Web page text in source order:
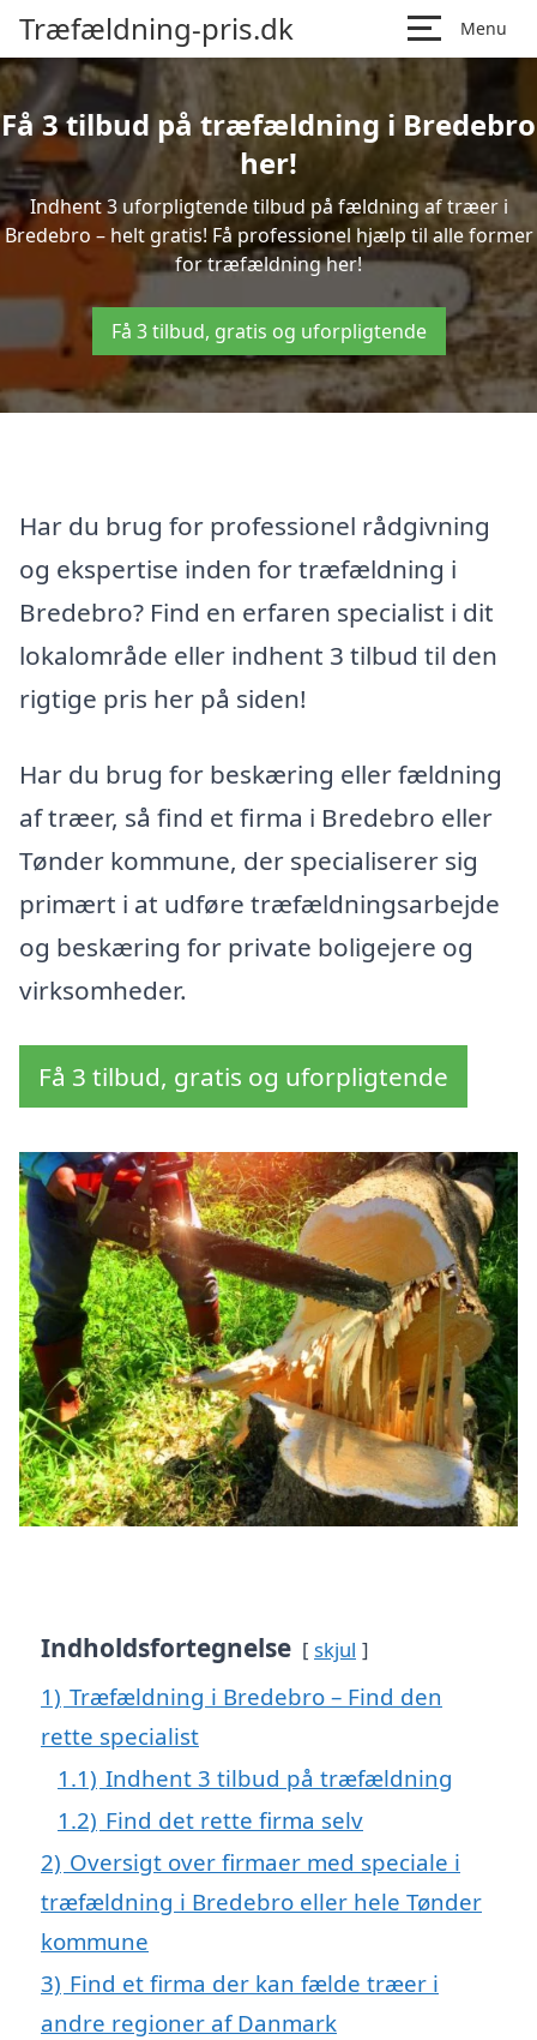
Træfældning-pris.dk Menu
Få 3 tilbud på træfældning i Bredebro
her!
Indhent 3 uforpligtende tilbud på fældning af træer i
Bredebro – helt gratis! Få professionel hjælp til alle former
for træfældning her!
Få 3 tilbud, gratis og uforpligtende
Har du brug for professionel rådgivning
og ekspertise inden for træfældning i
Bredebro? Find en erfaren specialist i dit
lokalområde eller indhent 3 tilbud til den
rigtige pris her på siden!
Har du brug for beskæring eller fældning
af træer, så find et firma i Bredebro eller
Tønder kommune, der specialiserer sig
primært i at udføre træfældningsarbejde
og beskæring for private boligejere og
virksomheder.
Få 3 tilbud, gratis og uforpligtende
Indholdsfortegnelse skjul
1) Træfældning i Bredebro – Find den
rette specialist
1.1) Indhent 3 tilbud på træfældning
1.2) Find det rette firma selv
2) Oversigt over firmaer med speciale i
træfældning i Bredebro eller hele Tønder
kommune
3) Find et firma der kan fælde træer i
andre regioner af Danmark